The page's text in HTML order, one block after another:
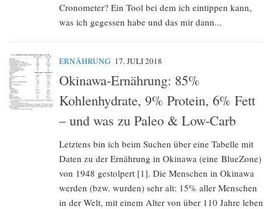
Cronometer? Ein Tool bei dem ich eintippen kann,
was ich gegessen habe und das mir dann...
ERNÄHRUNG 17. JULI 2018
Okinawa-Ernährung: 85%
Kohlenhydrate, 9% Protein, 6% Fett
– und was zu Paleo & Low-Carb
Letztens bin ich beim Suchen über eine Tabelle mit
Daten zu der Ernährung in Okinawa (eine BlueZone)
von 1948 gestolpert [1]. Die Menschen in Okinawa
werden (bzw. wurden) sehr alt: 15% aller Menschen
in der Welt, mit einem Alter von über 110 Jahre leben